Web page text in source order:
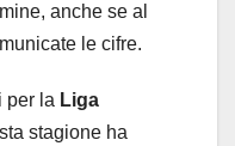
anche se al
le cifre.
per la Liga
stagione ha